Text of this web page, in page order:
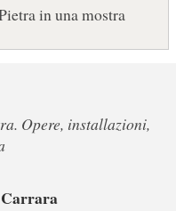
in una mostra
Opere, installazioni,